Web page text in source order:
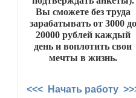
Вы сможете без труда
зарабатывать от 3000 до
20000 рублей каждый
день и воплотить свои
мечты в жизнь.
<<< Начать работу